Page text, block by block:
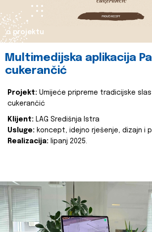
o projektu
Multimedijska aplikacija
cukerančić
Projekt: Umijeće pripreme tradicijske
cukerančić
Klijent: LAG Središnja Istra
Usluge: koncept, idejno rješenje, dizajn i
Realizacija: lipanj 2025.